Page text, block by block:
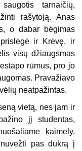
tarnaičių,
rašytoją. Anas
o dabar bėgimas
ir Krėvę, ir
visų džiaugsmas
rūmus, pro jo
Pravažiavo
neatpažintas.
vietą, nes jam ir
jį studentas,
kaimely.
pas dukrą į